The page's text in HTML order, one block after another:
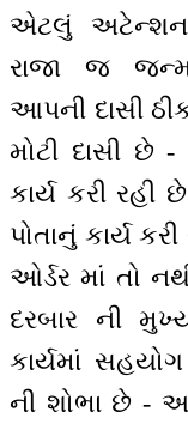
એટલું અટેન્શન
રાજા જ
આપની દાસી ઠીક
મોટી દાસી છે -
કાર્ય કરી રહી
પોતાનું કાર્ય
ઓર્ડર માં તો
દરબાર ની
કાર્યમાં
ની શોભા છે -